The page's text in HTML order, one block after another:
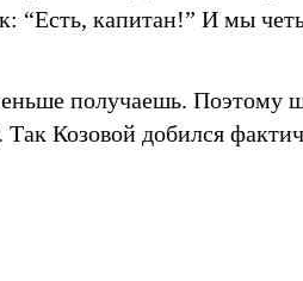
“Есть, капитан!” И мы
получаешь. Поэтому
Козовой добился